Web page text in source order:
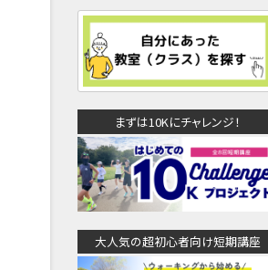
まずは10Kにチャレンジ！
大人気の超初心者向け短期講座